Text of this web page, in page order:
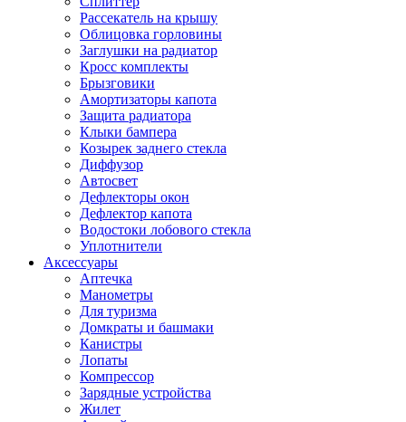
Рассекатель на крышу
Облицовка горловины
Заглушки на радиатор
Кросс комплекты
Брызговики
Амортизаторы капота
Защита радиатора
Клыки бампера
Козырек заднего стекла
Диффузор
Автосвет
Дефлекторы окон
Дефлектор капота
Водостоки лобового стекла
Уплотнители
Аксессуары
Аптечка
Манометры
Для туризма
Домкраты и башмаки
Канистры
Лопаты
Компрессор
Зарядные устройства
Жилет